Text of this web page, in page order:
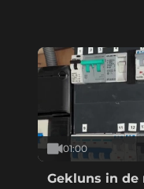
01:00
Gekluns in